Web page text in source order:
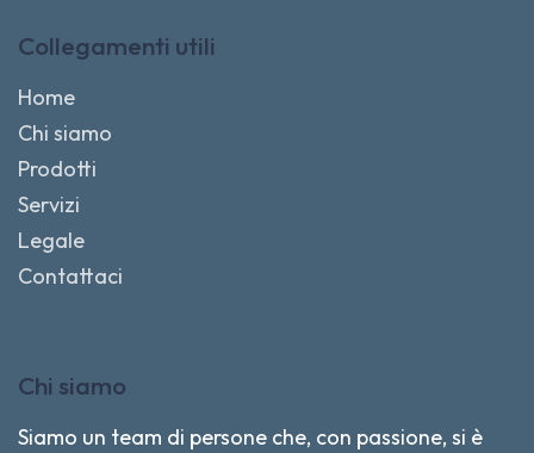
Collegamenti utili
Home
Chi siamo
Prodotti
Servizi
Legale
Contattaci
Chi siamo
Siamo un team di persone che, con passione, si è